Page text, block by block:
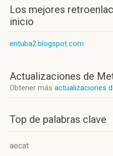
Los mejores
inicio
entuba2.blogspot.com
Actualizaciones de
Obtener más actualizaciones
Top de palabras clave
aecat